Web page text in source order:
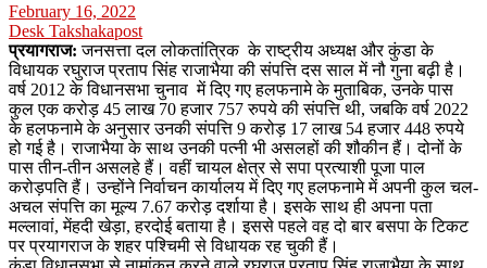
February 16, 2022
Desk Takshakapost
प्रयागराज: जनसत्ता दल लोकतांत्रिक के राष्ट्रीय अध्यक्ष और कुंडा के
विधायक रघुराज प्रताप सिंह राजाभैया की संपत्ति दस साल में नौ गुना बढ़ी है।
वर्ष 2012 के विधानसभा चुनाव में दिए गए हलफनामे के मुताबिक, उनके पास
कुल एक करोड़ 45 लाख 70 हजार 757 रुपये की संपत्ति थी, जबकि वर्ष 2022
के हलफनामे के अनुसार उनकी संपत्ति 9 करोड़ 17 लाख 54 हजार 448 रुपये
हो गई है। राजाभैया के साथ उनकी पत्नी भी असलहों की शौकीन हैं। दोनों के
पास तीन-तीन असलहे हैं। वहीं चायल क्षेत्र से सपा प्रत्याशी पूजा पाल
करोड़पति हैं। उन्होंने निर्वाचन कार्यालय में दिए गए हलफनामे में अपनी कुल चल-
अचल संपत्ति का मूल्य 7.67 करोड़ दर्शाया है। इसके साथ ही अपना पता
मल्लावां, मेंहदी खेड़ा, हरदोई बताया है। इससे पहले वह दो बार बसपा के टिकट
पर प्रयागराज के शहर पश्चिमी से विधायक रह चुकी हैं।